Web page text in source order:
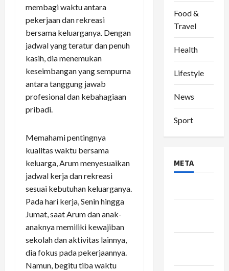
membagi waktu antara
pekerjaan dan rekreasi
bersama keluarganya. Dengan
jadwal yang teratur dan penuh
kasih, dia menemukan
keseimbangan yang sempurna
antara tanggung jawab
profesional dan kebahagiaan
pribadi.
Memahami pentingnya
kualitas waktu bersama
keluarga, Arum menyesuaikan
jadwal kerja dan rekreasi
sesuai kebutuhan keluarganya.
Pada hari kerja, Senin hingga
Jumat, saat Arum dan anak-
anaknya memiliki kewajiban
sekolah dan aktivitas lainnya,
dia fokus pada pekerjaannya.
Namun, begitu tiba waktu
Food &
Travel
Health
Lifestyle
News
Sport
META